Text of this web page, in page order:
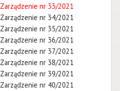
Zarządzenie nr 33/2021
Zarządzenie nr 34/2021
Zarządzenie nr 35/2021
Zarządzenie nr 36/2021
Zarządzenie nr 37/2021
Zarządzenie nr 38/2021
Zarządzenie nr 39/2021
Zarządzenie nr 40/2021